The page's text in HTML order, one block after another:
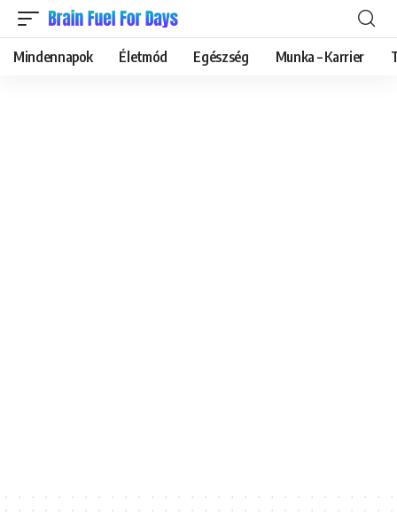
Mindennapok Életmód Egészség Munka – Karrier